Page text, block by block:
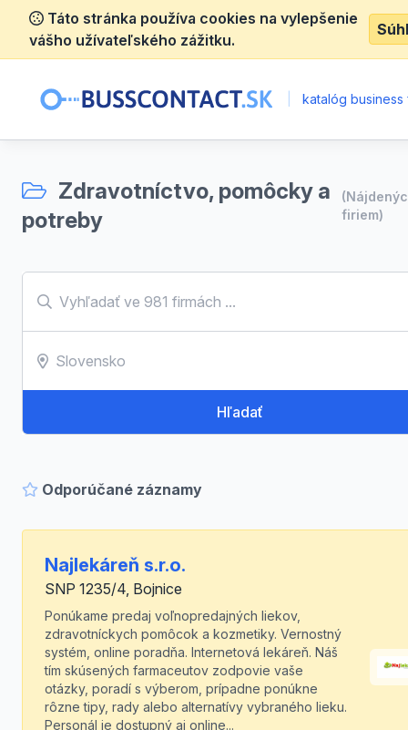
Táto stránka používa cookies na vylepšenie
vášho užívateľského zážitku.
katalóg business
Zdravotníctvo, pomôcky a
potreby
firiem)
Hľadať
Odporúčané záznamy
Najlekáreň s.r.o.
SNP 1235/4, Bojnice
Ponúkame predaj voľnopredajných liekov,
zdravotníckych pomôcok a kozmetiky. Vernostný
systém, online poradňa. Internetová lekáreň. Náš
tím skúsených farmaceutov zodpovie vaše
otázky, poradí s výberom, prípadne ponúkne
rôzne tipy, rady alebo alternatívy vybraného lieku.
Personál je dostupný aj online...